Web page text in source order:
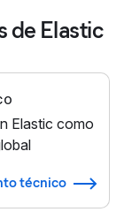
de Elastic
Elastic como
técnico